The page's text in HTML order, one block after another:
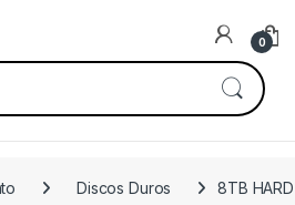
0
Discos Duros 8TB